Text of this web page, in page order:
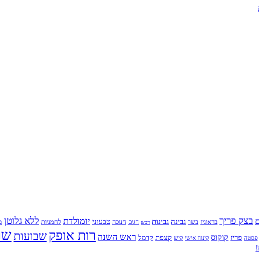
בצק פריך בראוניז בשר גבינה גבינות דבש חגים חנוכה טבעוני יומולדת לחמניות ללא גלוטן
פסטה פריז קוקוס קינוח אישי קיש קצפת קרמל ראש השנה רות אופק שבועות